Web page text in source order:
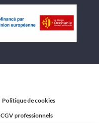
Politique de cookies
CGV professionnels